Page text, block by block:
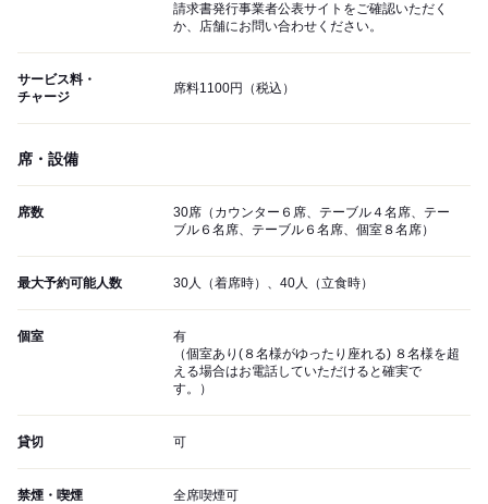
請求書発行事業者公表サイトをご確認いただく
か、店舗にお問い合わせください。
サービス料・
チャージ
席料1100円（税込）
席・設備
席数
30席（カウンター６席、テーブル４名席、テー
ブル６名席、テーブル６名席、個室８名席）
最大予約可能人数 30人（着席時）、40人（立食時）
個室
有
（個室あり(８名様がゆったり座れる) ８名様を超
える場合はお電話していただけると確実で
す。）
貸切 可
禁煙・喫煙
全席喫煙可